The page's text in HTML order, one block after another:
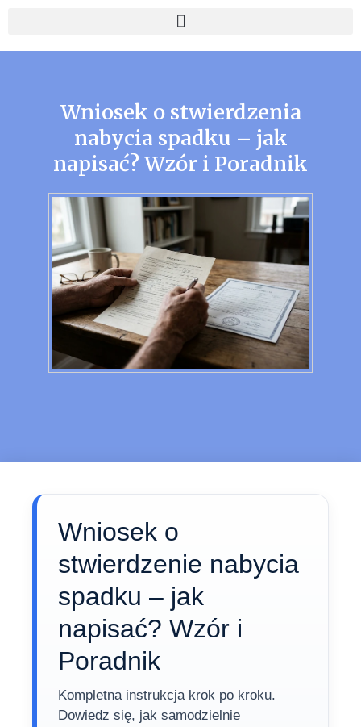
Wniosek o stwierdzenia
nabycia spadku – jak
napisać? Wzór i Poradnik
Wniosek o
stwierdzenie nabycia
spadku – jak
napisać? Wzór i
Poradnik
Kompletna instrukcja krok po kroku.
Dowiedz się, jak samodzielnie